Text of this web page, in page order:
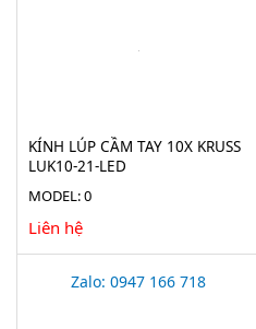
KÍNH LÚP CẦM TAY 10X KRUSS
LUK10-21-LED
MODEL: 0
Liên hệ
Zalo: 0947 166 718